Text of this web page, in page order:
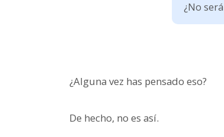
¿No
¿Alguna vez has pensado eso?
De hecho, no es así.